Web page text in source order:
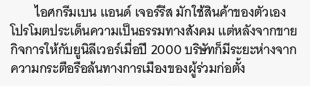
ไอศกรีมเบน แอนด์ เจอร์รีส มักใช้สินค้าของตัวเอง
โปรโมตประเด็นความเป็นธรรมทางสังคม แต่หลังจากขาย
กิจการให้กับยูนิลีเวอร์เมื่อปี 2000 บริษัทก็มีระยะห่างจาก
ความกระตือรือล้นทางการเมืองของผู้ร่วมก่อตั้ง